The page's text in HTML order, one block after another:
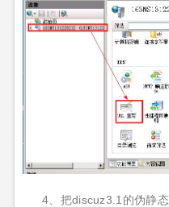
4、把discuz3.1的伪静